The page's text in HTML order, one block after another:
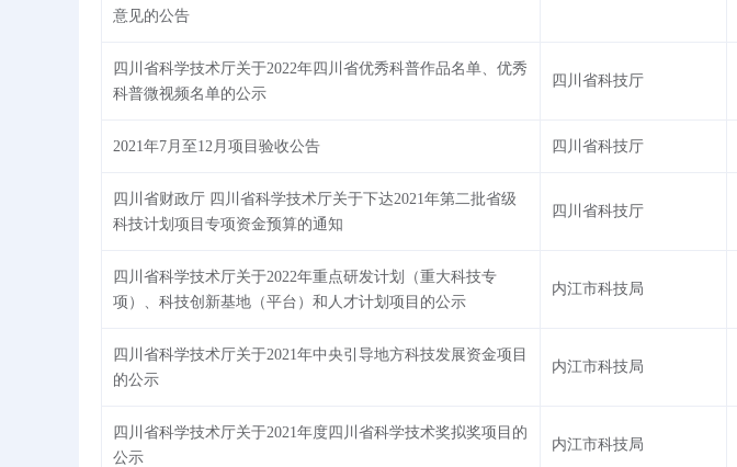
意见的公告
四川省科学技术厅关于2022年四川省优秀科普作品名单、优秀
科普微视频名单的公示
四川省科技厅
2021年7月至12月项目验收公告 四川省科技厅
四川省财政厅 四川省科学技术厅关于下达2021年第二批省级
科技计划项目专项资金预算的通知
四川省科技厅
四川省科学技术厅关于2022年重点研发计划（重大科技专
项）、科技创新基地（平台）和人才计划项目的公示
内江市科技局
四川省科学技术厅关于2021年中央引导地方科技发展资金项目
的公示
内江市科技局
四川省科学技术厅关于2021年度四川省科学技术奖拟奖项目的
公示
内江市科技局